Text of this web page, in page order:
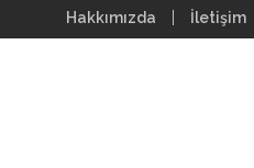
Hakkımızda İletişim